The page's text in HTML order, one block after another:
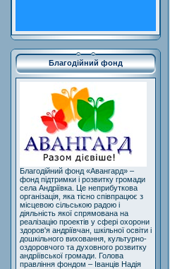
Благодійний фонд
Благодійний фонд «Авангард» –
фонд підтримки і розвитку громади
села Андріївка. Це неприбуткова
організація, яка тісно співпрацює з
місцевою сільською радою і
діяльність якої спрямована на
реалізацію проектів у сфері охорони
здоров'я андріївчан, шкільної освіти і
дошкільного виховання, культурно-
оздоровчого та духовного розвитку
андріївської громади. Голова
правління фондом – Іванців Надія